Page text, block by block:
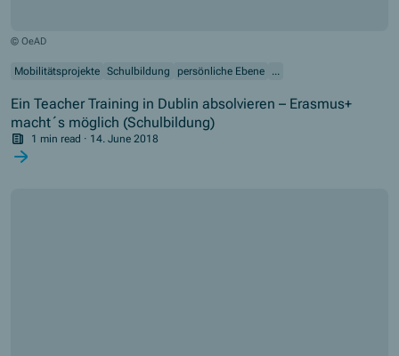
© OeAD
Mobilitätsprojekte Schulbildung persönliche Ebene ...
Ein Teacher Training in Dublin absolvieren – Erasmus+
macht´s möglich (Schulbildung)
1 min read · 14. June 2018